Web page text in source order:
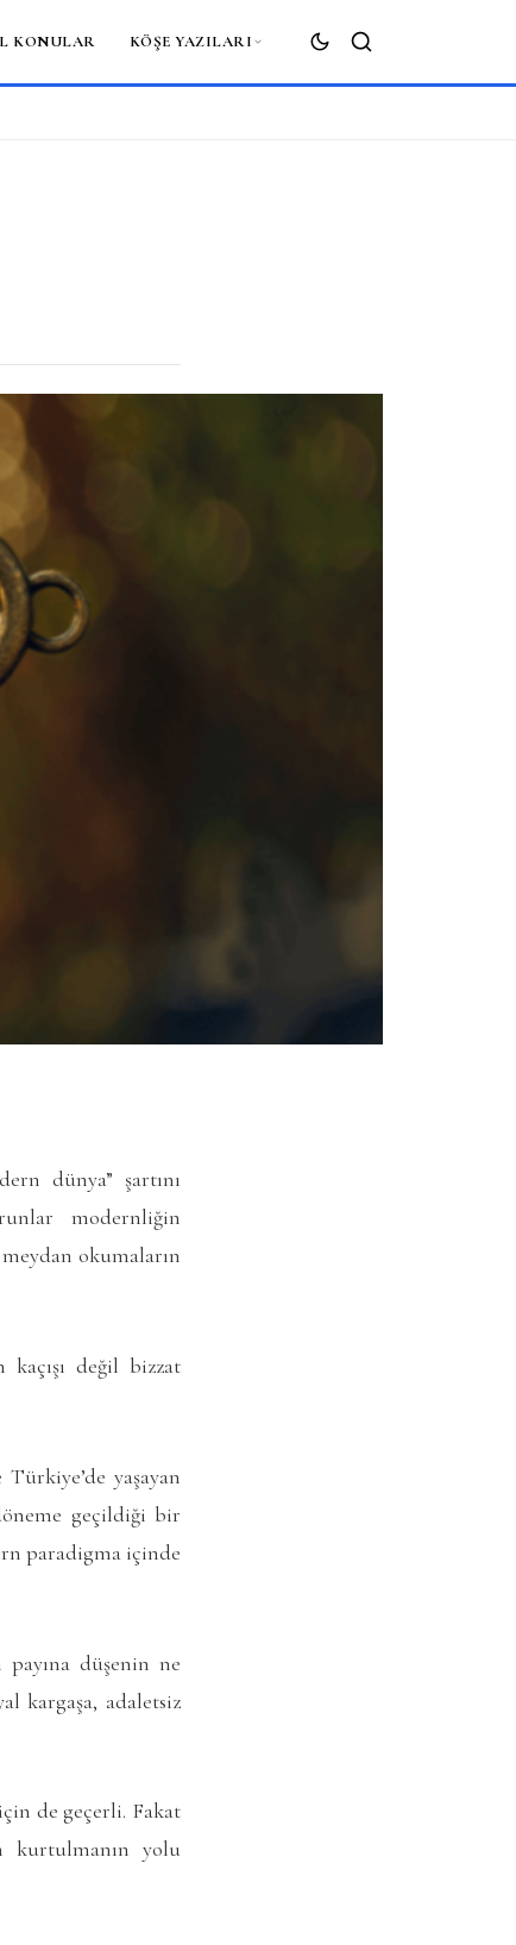
KONULAR KÖŞE YAZILARI
ARA
dünya” şartını
modernliğin
meydan okumaların
değil bizzat
yaşayan
geçildiği bir
paradigma içinde
payına düşenin ne
kargaşa, adaletsiz
de geçerli. Fakat
kurtulmanın yolu